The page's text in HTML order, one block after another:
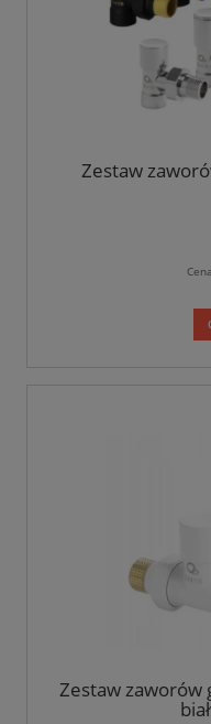
Zestaw
Zestaw